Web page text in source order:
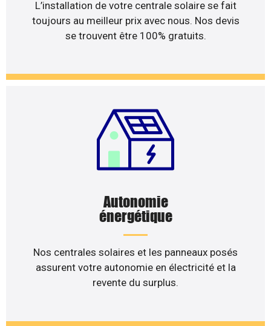
L’installation de votre centrale solaire se fait
toujours au meilleur prix avec nous. Nos devis
se trouvent être 100% gratuits.
Autonomie
énergétique
Nos centrales solaires et les panneaux posés
assurent votre autonomie en électricité et la
revente du surplus.